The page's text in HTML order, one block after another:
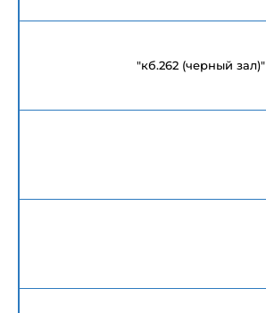
"кб.262 (черный зал)"